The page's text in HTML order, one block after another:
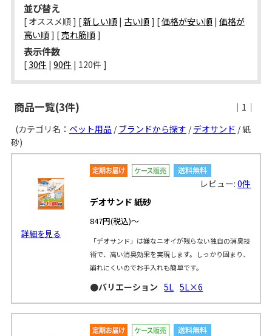
並び替え
[ オススメ順 ] [新しい順| 古い順] [価格が安い順| 価格が
高い順] [売れ筋順]
表示件数
[ 30件 | 90件 | 120件 ]
商品一覧(3件)
｜1｜
(カテゴリ名： ペット用品 /ブランドから探す /デオサンド / 紙
砂)
詳細を見る
レビュー:0件
デオサンド 紙砂
847円(税込)～
「デオサンド」は嫌なニオイが残らない独自の消臭技
術で、高い消臭効果を実現します。しっかり固まり、
崩れにくいのでお手入れも簡単です。
●バリエーション 5L 5L×6